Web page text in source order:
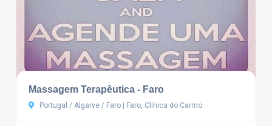
Massagem Terapêutica - Faro
Portugal / Algarve / Faro | Faro, Clínica do Carmo